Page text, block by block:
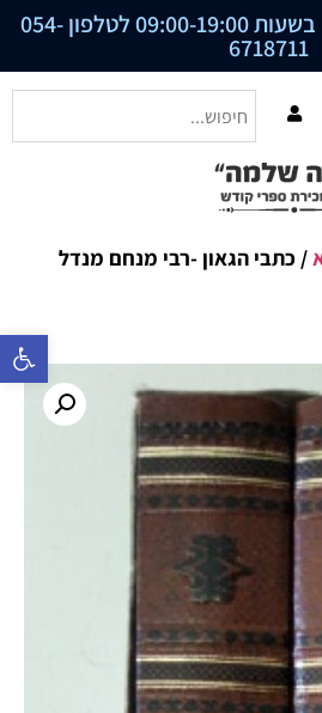
פתח סרגל
לטלפון 054-
6718711
/ כתבי הגאון -רבי מנחם מנדל